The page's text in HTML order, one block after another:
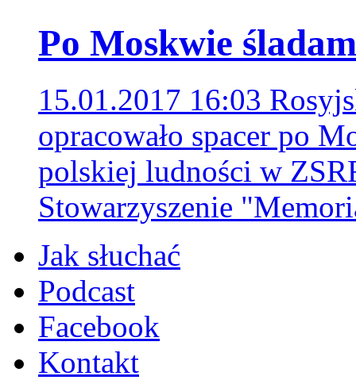
Po Moskwie
15.01.2017 16:03
opracowało spacer po
polskiej ludności w
Stowarzyszenie
Jak słuchać
Podcast
Facebook
Kontakt